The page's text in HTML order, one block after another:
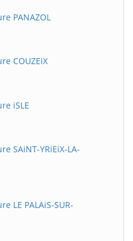
PANAZOL
COUZEiX
iSLE
SAiNT-YRiEiX-LA-
LE PALAiS-SUR-